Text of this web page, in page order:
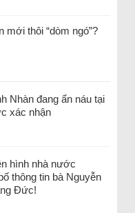
thôi “dòm ngó”?
Nhàn đang ẩn náu tại
xác nhận
hình nhà nước
thông tin bà Nguyễn
Đức!